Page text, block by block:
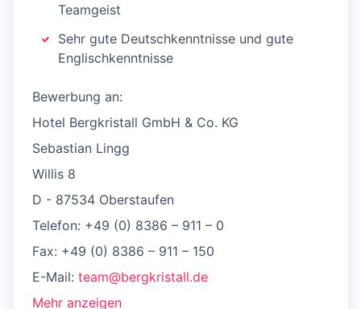
Teamgeist
Sehr gute Deutschkenntnisse und gute
Englischkenntnisse
Bewerbung an:
Hotel Bergkristall GmbH & Co. KG
Sebastian Lingg
Willis 8
D - 87534 Oberstaufen
Telefon: +49 (0) 8386 – 911 – 0
Fax: +49 (0) 8386 – 911 – 150
E-Mail: team@bergkristall.de
Mehr anzeigen